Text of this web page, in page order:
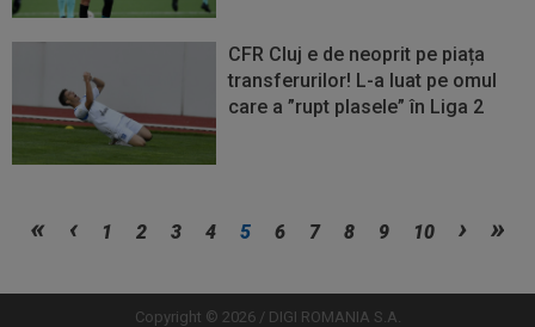
CFR Cluj e de neoprit pe piața
transferurilor! L-a luat pe omul
care a ”rupt plasele” în Liga 2
Vezi
mult
Vezi
mult
1 2 3 4 5 6 7 8 9 10
Copyright © 2026 / DIGI ROMANIA S.A.